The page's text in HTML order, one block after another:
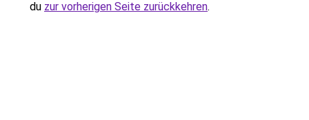
du zur vorherigen Seite zurückkehren.